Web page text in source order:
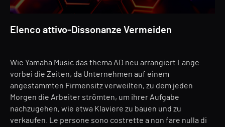
Elenco attivo-Dissonanze Vermeiden
Wie Yamaha Music das thema AD neu arrangiert Lange
vorbei die Zeiten, da Unternehmen auf einem
angestammten Firmensitz verweilten, zu dem jeden
Morgen die Arbeiter strömten, um ihrer Aufgabe
nachzugehen, wie etwa Klaviere zu bauen und zu
verkaufen. Le persone sono costrette a non fare nulla di